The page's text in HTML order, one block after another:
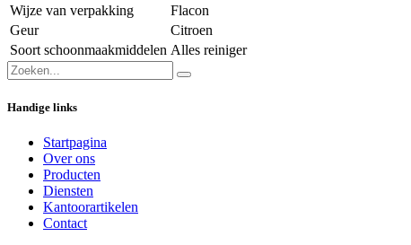
Wijze van verpakking
Flacon
Geur
Citroen
Soort schoonmaakmiddelen Alles reiniger
Handige links
Startpagina
Over ons
Producten
Diensten
Kantoorartikelen
Contact